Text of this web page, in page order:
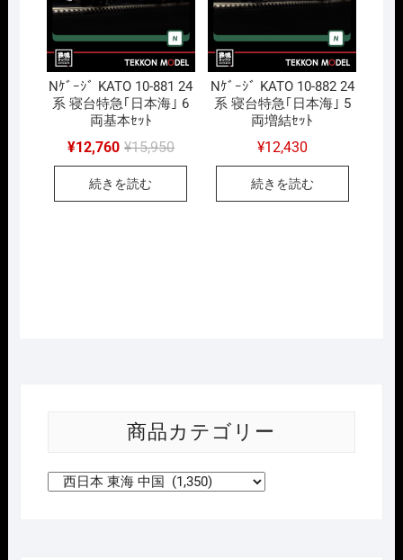
Nｹﾞｰｼﾞ KATO 10-881 24
系 寝台特急｢日本海｣ 6
両基本ｾｯﾄ
¥15,950元
は
¥12,760
現
格
続きを読む
Nｹﾞｰｼﾞ KATO 10-882 24
系 寝台特急｢日本海｣ 5
両増結ｾｯﾄ
¥12,430
続きを読む
商品カテゴリー